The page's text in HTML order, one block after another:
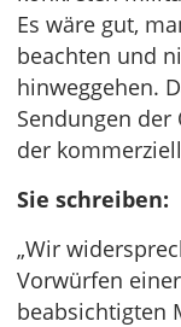
Es wäre gut,
beachten und
hinweggehen.
Sendungen
der
Sie schreiben:
„Wir
Vorwürfen
beabsichtigten